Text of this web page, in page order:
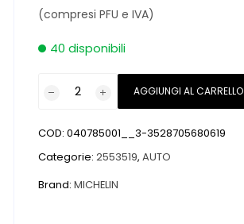
(compresi PFU e IVA)
40 disponibili
E.PRIMACY
2
AGGIUNGI AL CARRELLO
COD:040785001__3-3528705680619
Categorie:2553519,AUTO
Brand:MICHELIN